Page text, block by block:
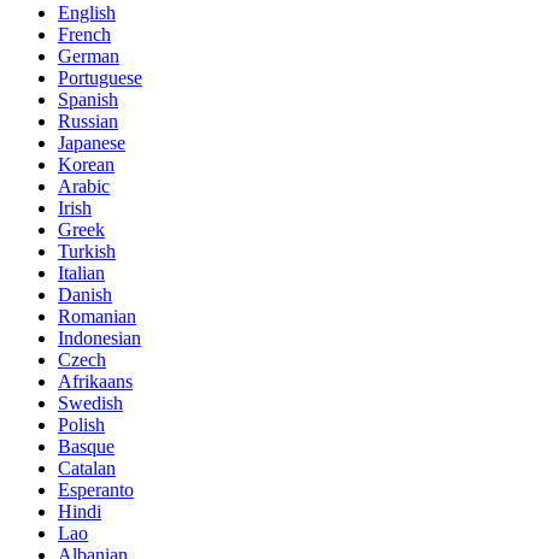
English
French
German
Portuguese
Spanish
Russian
Japanese
Korean
Arabic
Irish
Greek
Turkish
Italian
Danish
Romanian
Indonesian
Czech
Afrikaans
Swedish
Polish
Basque
Catalan
Esperanto
Hindi
Lao
Albanian